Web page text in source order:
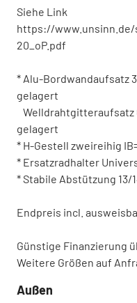
Siehe Link
https://
20_oP.pdf
* Alu-Bordwandaufsatz
gelagert
Welldrahtgitteraufsatz
gelagert
* H-Gestell zweireihig
* Ersatzradhalter
* Stabile Abstützung 13/
Endpreis incl.
Günstige Finanzierung
Weitere Größen auf
Außen